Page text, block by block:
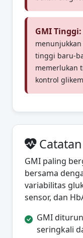
GMI Tinggi:
tinggi baru-
memerlukan
kontrol
GMI paling
bersama
variabilitas
sensor, dan
GMI
seringkali